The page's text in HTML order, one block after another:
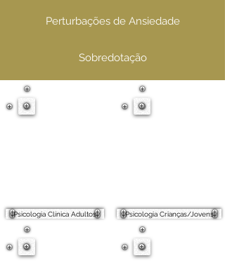
Perturbações de Ansiedade
Sobredotação
Psicologia Clínica Adultos Psicologia Crianças/Jovens